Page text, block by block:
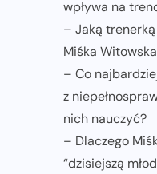
wpływa na
– Jaką
Miśka
– Co
z
nich nauczyć?
– Dlaczego
“dzisiejszą